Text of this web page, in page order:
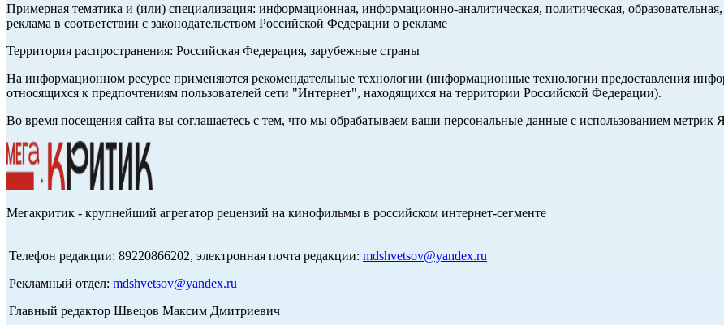
Примерная тематика и (или) специализация: информационная, информационно-аналитическая, политическая, образовательная,
реклама в соответствии с законодательством Российской Федерации о рекламе
Территория распространения: Российская Федерация, зарубежные страны
На информационном ресурсе применяются рекомендательные технологии (информационные технологии предоставления
относящихся к предпочтениям пользователей сети "Интернет", находящихся на территории Российской Федерации).
Во время посещения сайта вы соглашаетесь с тем, что мы обрабатываем ваши персональные данные с использованием метрик
Мегакритик - крупнейший агрегатор рецензий на кинофильмы в российском интернет-сегменте
Телефон редакции: 89220866202, электронная почта редакции: mdshvetsov@yandex.ru
Рекламный отдел: mdshvetsov@yandex.ru
Главный редактор Швецов Максим Дмитриевич